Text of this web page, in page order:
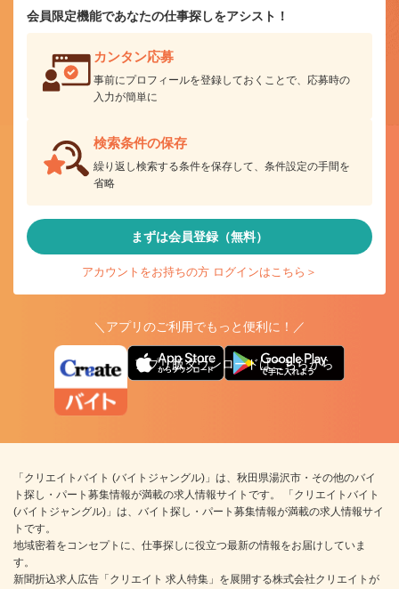
会員限定機能であなたの仕事探しをアシスト！
カンタン応募
事前にプロフィールを登録しておくことで、応募時の
入力が簡単に
検索条件の保存
繰り返し検索する条件を保存して、条件設定の手間を
省略
まずは会員登録（無料）
アカウントをお持ちの方 ログインはこちら＞
＼アプリのご利用でもっと便利に！／
アプリ版ダウンロードはこちらから
「クリエイトバイト (バイトジャングル)」は、秋田県湯沢市・その他のバイ
ト探し・パート募集情報が満載の求人情報サイトです。 「クリエイトバイト
(バイトジャングル)」は、バイト探し・パート募集情報が満載の求人情報サイ
トです。
地域密着をコンセプトに、仕事探しに役立つ最新の情報をお届けしていま
す。
新聞折込求人広告「クリエイト 求人特集」を展開する株式会社クリエイトが